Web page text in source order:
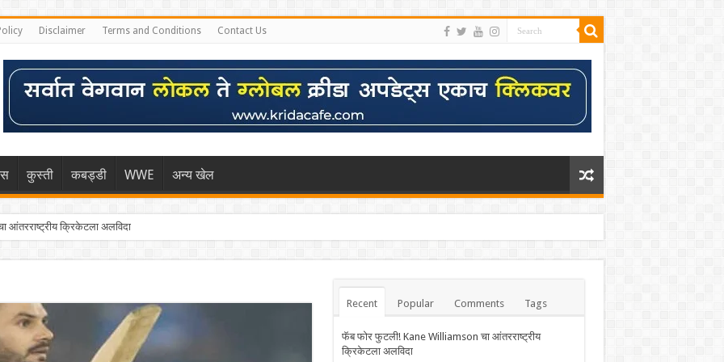
Disclaimer Terms and Conditions Contact Us
कुस्ती कबड्डी WWE अन्य खेल
क्रिकेटला अलविदा
मुंबईकराच्या खांद्यावर, एशियन गेम्स…
Recent Popular Comments Tags
फॅब फोर फुटली! Kane Williamson चा आंतरराष्ट्रीय
क्रिकेटला अलविदा